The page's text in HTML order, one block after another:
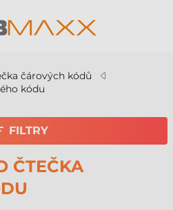
čárových kódů
kódu
ČTEČKA
FILTRY